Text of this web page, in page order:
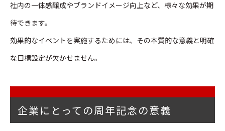
社内の一体感醸成やブランドイメージ向上など、様々な効果が期
待できます。
効果的なイベントを実施するためには、その本質的な意義と明確
な目標設定が欠かせません。
企業にとっての周年記念の意義